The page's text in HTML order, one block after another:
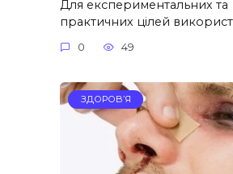
Для експериментальних та
практичних цілей
0 49
ЗДОРОВ’Я